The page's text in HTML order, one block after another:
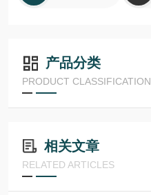
产品分类
PRODUCT CLASSIFICATION
相关文章
RELATED ARTICLES